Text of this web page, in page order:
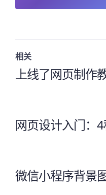
相关
上线了网页制作
网页设计入门：
微信小程序背景